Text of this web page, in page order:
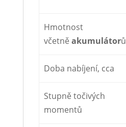
Hmotnost
včetněakumulátorů
Doba nabíjení, cca
Stupně točivých
momentů